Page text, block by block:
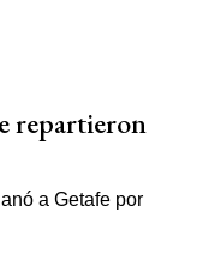
repartieron